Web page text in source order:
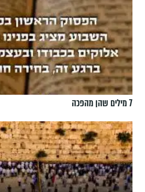
7 מילים שהן מהפכה